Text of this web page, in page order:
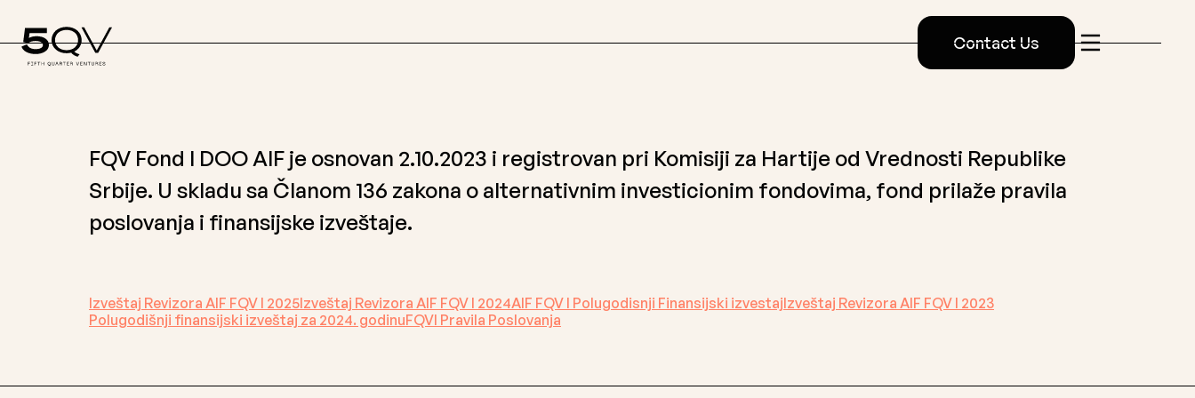
Contact Us
FQV Fond I DOO AIF je osnovan 2.10.2023 i registrovan pri Komisiji za Hartije od Vrednosti Republike
Srbije. U skladu sa Članom 136 zakona o alternativnim investicionim fondovima, fond prilaže pravila
poslovanja i finansijske izveštaje.
Izveštaj Revizora AIF FQV I 2025Izveštaj Revizora AIF FQV I 2024AIF FQV I Polugodisnji Finansijski izvestajIzveštaj Revizora AIF FQV I 2023
Polugodišnji finansijski izveštaj za 2024. godinuFQVI Pravila Poslovanja